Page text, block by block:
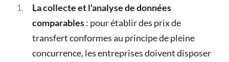
La collecte et l'analyse de données
comparables: pour établir des prix de
transfert conformes au principe de pleine
concurrence, les entreprises doivent disposer